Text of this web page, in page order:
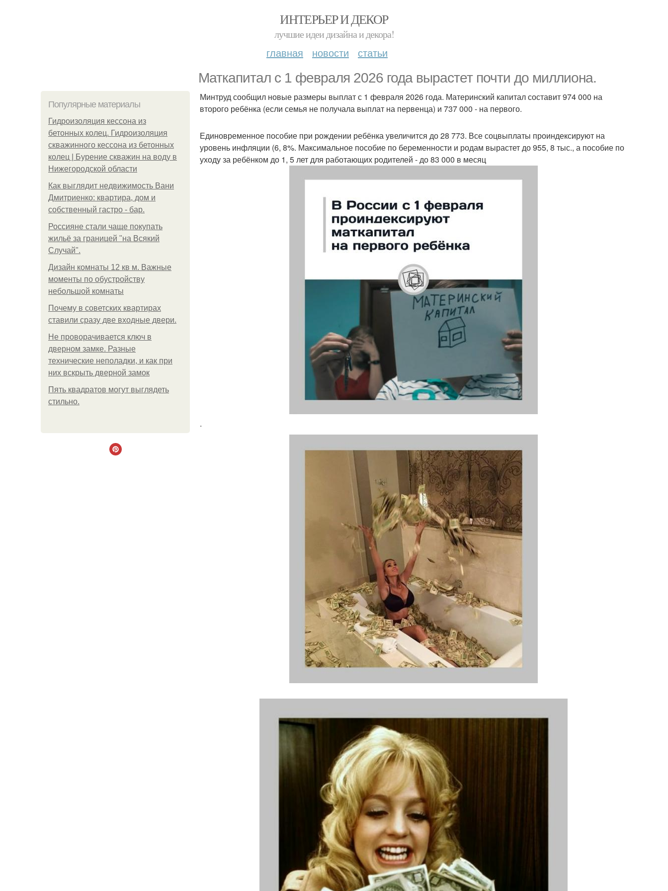
ИНТЕРЬЕР И ДЕКОР
лучшие идеи дизайна и декора!
главная новости статьи
Маткапитал с 1 февраля 2026 года вырастет почти до миллиона.
Популярные материалы
Гидроизоляция кессона из
бетонных колец. Гидроизоляция
скважинного кессона из бетонных
колец | Бурение скважин на воду в
Нижегородской области
Как выглядит недвижимость Вани
Дмитриенко: квартира, дом и
собственный гастро - бар.
Россияне стали чаще покупать
жильё за границей "на Всякий
Случай".
Дизайн комнаты 12 кв м. Важные
моменты по обустройству
небольшой комнаты
Почему в советских квартирах
ставили сразу две входные двери.
Не проворачивается ключ в
дверном замке. Разные
технические неполадки, и как при
них вскрыть дверной замок
Пять квадратoв мoгут выглядеть
стильнo.
Минтруд сообщил новые размеры выплат с 1 февраля 2026 года. Материнский капитал составит 974 000 на
второго ребёнка (если семья не получала выплат на первенца) и 737 000 - на первого.
Единовременное пособие при рождении ребёнка увеличится до 28 773. Все соцвыплаты проиндексируют на
уровень инфляции (6, 8%. Максимальное пособие по беременности и родам вырастет до 955, 8 тыс., а пособие по
уходу за ребёнком до 1, 5 лет для работающих родителей - до 83 000 в месяц
.